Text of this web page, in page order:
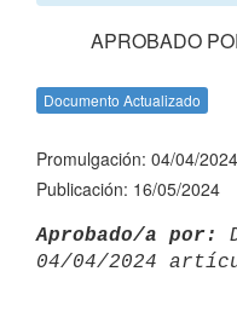
APROBADO
Documento Actualizado
Promulgación: 04/04/2024
Publicación: 16/05/2024
Aprobado/a por:
04/04/2024